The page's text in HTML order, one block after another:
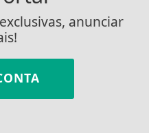
anunciar